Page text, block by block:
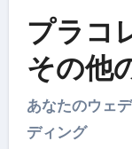
プラコ
その他
あなたのウェディングパートナー：プラコレウェ
ディング